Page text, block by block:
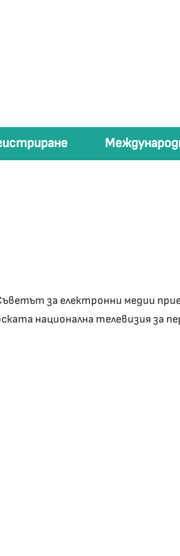
за електронни медии
национална телевизия за